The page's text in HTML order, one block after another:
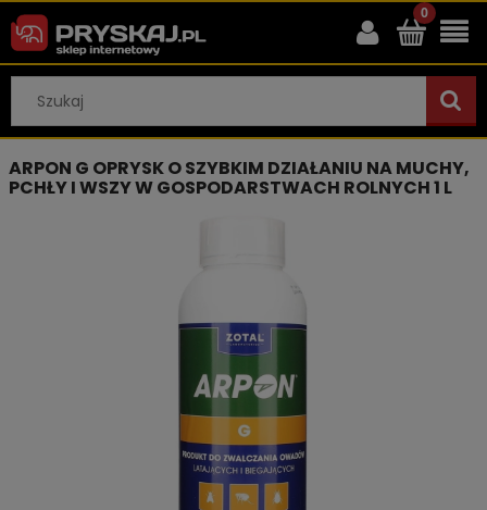
ARPON G OPRYSK O SZYBKIM DZIAŁANIU NA MUCHY,
PCHŁY I WSZY W GOSPODARSTWACH ROLNYCH 1 L